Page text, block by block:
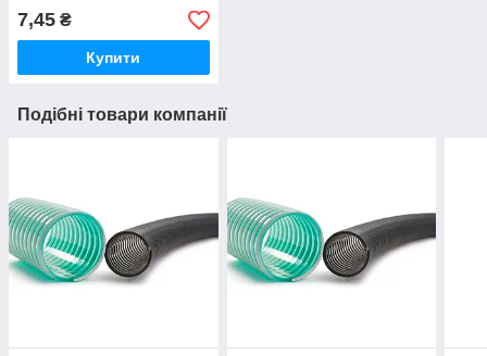
7,45 ₴
Купити
Подібні товари компанії